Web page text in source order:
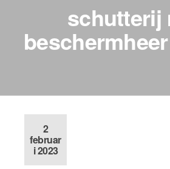
schutterij
2
februar
i 2023